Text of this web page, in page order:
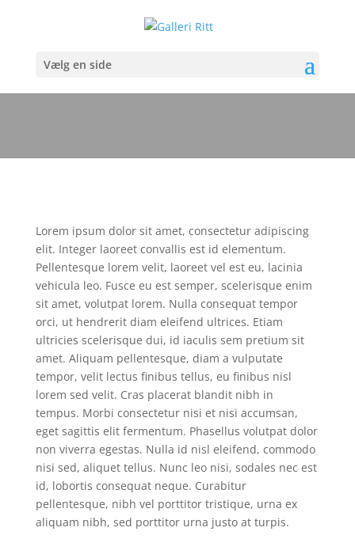
Vælg en side
Kuglen
Lorem ipsum dolor sit amet, consectetur adipiscing
elit. Integer laoreet convallis est id elementum.
Pellentesque lorem velit, laoreet vel est eu, lacinia
vehicula leo. Fusce eu est semper, scelerisque enim
sit amet, volutpat lorem. Nulla consequat tempor
orci, ut hendrerit diam eleifend ultrices. Etiam
ultricies scelerisque dui, id iaculis sem pretium sit
amet. Aliquam pellentesque, diam a vulputate
tempor, velit lectus finibus tellus, eu finibus nisl
lorem sed velit. Cras placerat blandit nibh in
tempus. Morbi consectetur nisi et nisi accumsan,
eget sagittis elit fermentum. Phasellus volutpat dolor
non viverra egestas. Nulla id nisl eleifend, commodo
nisi sed, aliquet tellus. Nunc leo nisi, sodales nec est
id, lobortis consequat neque. Curabitur
pellentesque, nibh vel porttitor tristique, urna ex
aliquam nibh, sed porttitor urna justo at turpis.